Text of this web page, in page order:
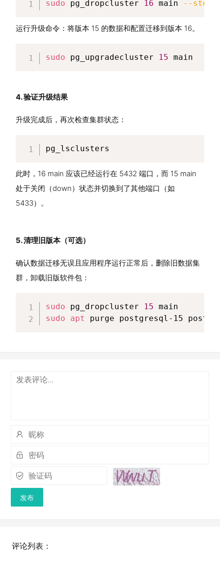
sudo pg_dropcluster 16 main --stop
运行升级命令：将版本 15 的数据和配置迁移到版本 16。
sudo pg_upgradecluster 15 main
4. 验证升级结果
升级完成后，再次检查集群状态：
pg_lsclusters
此时，16 main 应该已经运行在 5432 端口，而 15 main
处于关闭（down）状态并切换到了其他端口（如
5433）。
5. 清理旧版本（可选）
确认数据迁移无误且应用程序运行正常后，删除旧数据集
群，卸载旧版软件包：
sudo pg_dropcluster 15
sudo
apt purge postgresql-15
发布
评论列表：